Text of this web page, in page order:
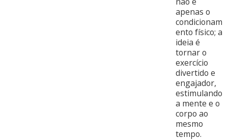
apenas o
condicionam
ento físico; a
ideia é
tornar o
exercício
divertido e
engajador,
estimulando
a mente e o
corpo ao
mesmo
tempo.